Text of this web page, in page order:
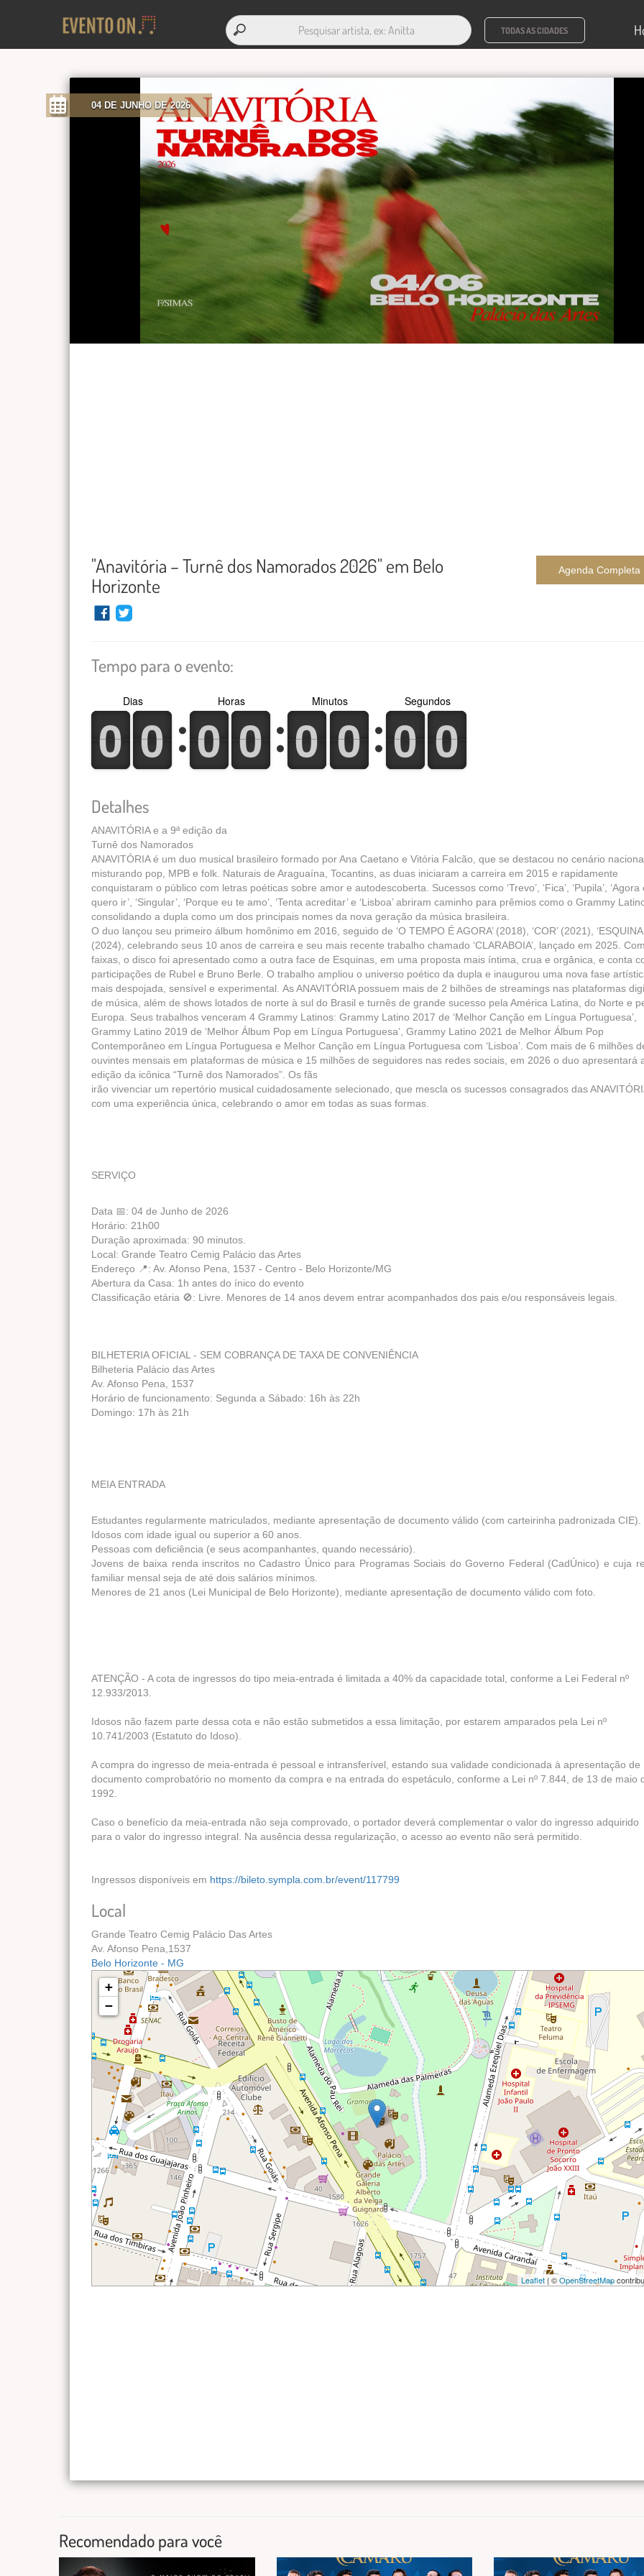
TODAS AS CIDADES
04 DE JUNHO DE 2026
"Anavitória – Turnê dos Namorados 2026" em Belo
Horizonte
Agenda Completa
Tempo para o evento:
0
0
1
1 0
0
1
1
Dias
0
0
1
1 0
0
1
1
Horas
0
0
1
1 0
0
1
1
Minutos
0
0
1
1 0
0
1
1
Segundos
Detalhes
ANAVITÓRIA e a 9ª edição da
Turnê dos Namorados
ANAVITÓRIA é um duo musical brasileiro formado por Ana Caetano e Vitória Falcão, que se destacou no cenário
misturando pop, MPB e folk. Naturais de Araguaína, Tocantins, as duas iniciaram a carreira em 2015 e rapidamente
conquistaram o público com letras poéticas sobre amor e autodescoberta. Sucessos como ‘Trevo’, ‘Fica’, ‘Pupila’, ‘Agora
quero ir’, ‘Singular’, ‘Porque eu te amo’, ‘Tenta acreditar’ e ‘Lisboa’ abriram caminho para prêmios como o Grammy
consolidando a dupla como um dos principais nomes da nova geração da música brasileira.
O duo lançou seu primeiro álbum homônimo em 2016, seguido de ‘O TEMPO É AGORA’ (2018), ‘COR’ (2021),
(2024), celebrando seus 10 anos de carreira e seu mais recente trabalho chamado ‘CLARABOIA’, lançado em 2025.
faixas, o disco foi apresentado como a outra face de Esquinas, em uma proposta mais íntima, crua e orgânica, e conta
participações de Rubel e Bruno Berle. O trabalho ampliou o universo poético da dupla e inaugurou uma nova fase
mais despojada, sensível e experimental. As ANAVITÓRIA possuem mais de 2 bilhões de streamings nas plataformas
de música, além de shows lotados de norte à sul do Brasil e turnês de grande sucesso pela América Latina, do Norte e
Europa. Seus trabalhos venceram 4 Grammy Latinos: Grammy Latino 2017 de ‘Melhor Canção em Língua Portuguesa’,
Grammy Latino 2019 de ‘Melhor Álbum Pop em Língua Portuguesa’, Grammy Latino 2021 de Melhor Álbum Pop
Contemporâneo em Língua Portuguesa e Melhor Canção em Língua Portuguesa com ‘Lisboa’. Com mais de 6 milhões
ouvintes mensais em plataformas de música e 15 milhões de seguidores nas redes sociais, em 2026 o duo apresentará
edição da icônica “Turnê dos Namorados”. Os fãs
irão vivenciar um repertório musical cuidadosamente selecionado, que mescla os sucessos consagrados das
com uma experiência única, celebrando o amor em todas as suas formas.
SERVIÇO
Data 📅: 04 de Junho de 2026
Horário: 21h00
Duração aproximada: 90 minutos.
Local: Grande Teatro Cemig Palácio das Artes
Endereço 📍: Av. Afonso Pena, 1537 - Centro - Belo Horizonte/MG
Abertura da Casa: 1h antes do ínico do evento
Classificação etária 🚫: Livre. Menores de 14 anos devem entrar acompanhados dos pais e/ou responsáveis legais.
BILHETERIA OFICIAL - SEM COBRANÇA DE TAXA DE CONVENIÊNCIA
Bilheteria Palácio das Artes
Av. Afonso Pena, 1537
Horário de funcionamento: Segunda a Sábado: 16h às 22h
Domingo: 17h às 21h
MEIA ENTRADA
Estudantes regularmente matriculados, mediante apresentação de documento válido (com carteirinha padronizada CIE).
Idosos com idade igual ou superior a 60 anos.
Pessoas com deficiência (e seus acompanhantes, quando necessário).
Jovens de baixa renda inscritos no Cadastro Único para Programas Sociais do Governo Federal (CadÚnico) e cuja
familiar mensal seja de até dois salários mínimos.
Menores de 21 anos (Lei Municipal de Belo Horizonte), mediante apresentação de documento válido com foto.
ATENÇÃO - A cota de ingressos do tipo meia-entrada é limitada a 40% da capacidade total, conforme a Lei Federal nº
12.933/2013.
Idosos não fazem parte dessa cota e não estão submetidos a essa limitação, por estarem amparados pela Lei nº
10.741/2003 (Estatuto do Idoso).
A compra do ingresso de meia-entrada é pessoal e intransferível, estando sua validade condicionada à apresentação de
documento comprobatório no momento da compra e na entrada do espetáculo, conforme a Lei nº 7.844, de 13 de maio
1992.
Caso o benefício da meia-entrada não seja comprovado, o portador deverá complementar o valor do ingresso adquirido
para o valor do ingresso integral. Na ausência dessa regularização, o acesso ao evento não será permitido.
Ingressos disponíveis em https://bileto.sympla.com.br/event/117799
Local
Grande Teatro Cemig Palácio Das Artes
Av. Afonso Pena,1537
Belo Horizonte - MG
+
−
Leaflet| ©OpenStreetMap
Recomendado para você